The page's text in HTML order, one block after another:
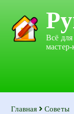
Всё
Главная Советы